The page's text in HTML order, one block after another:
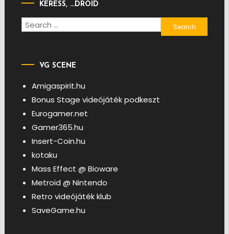
KERESS, …DROID
Search
for:
VG SCENE
Amigaspirit.hu
Bonus Stage videójáték podkeszt
Eurogamer.net
Gamer365.hu
Insert-Coin.hu
kotaku
Mass Effect @ Bioware
Metroid @ Nintendo
Retro videójáték klub
SaveGame.hu